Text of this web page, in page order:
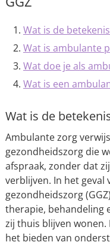
Wat is de
Wat is ambulante
Wat doe je als
Wat is een
Wat is de
Ambulante zorg
gezondheidszorg die
afspraak, zonder dat
verblijven. In het geval
gezondheidszorg
therapie, behandeling
zij thuis blijven
het bieden van